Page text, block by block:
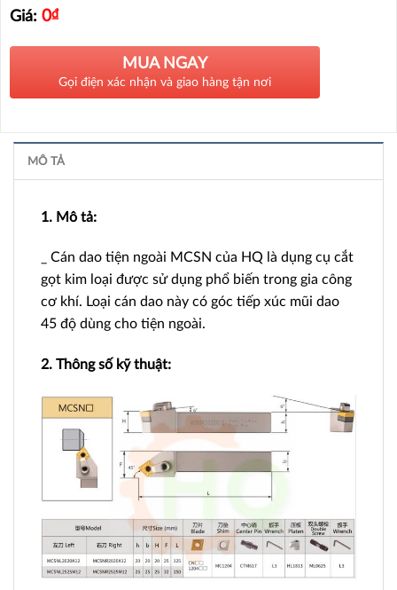
Giá: 0₫
MUA NGAY
Gọi điện xác nhận và giao hàng tận nơi
MÔ TẢ
1. Mô tả:
_ Cán dao tiện ngoài MCSN của HQ là dụng cụ cắt
gọt kim loại được sử dụng phổ biến trong gia công
cơ khí. Loại cán dao này có góc tiếp xúc mũi dao
45 độ dùng cho tiện ngoài.
2. Thông số kỹ thuật: